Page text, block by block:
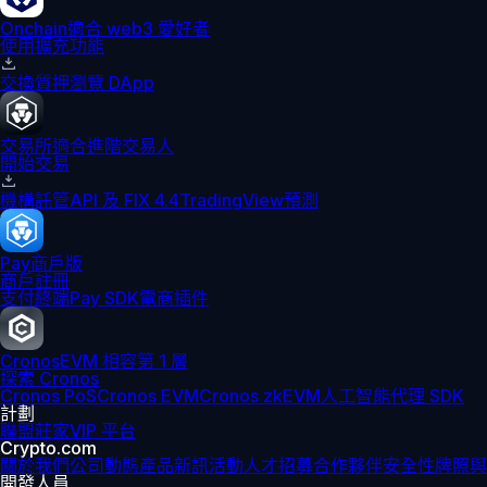
Onchain適合 web3 愛好者
使用擴充功能
交換質押瀏覽 DApp
交易所適合進階交易人
開始交易
機構託管API 及 FIX 4.4TradingView預測
Pay商戶版
商戶註冊
支付終端Pay SDK電商插件
CronosEVM 相容第 1 層
探索 Cronos
Cronos PoSCronos EVMCronos zkEVM人工智能代理 SDK
計劃
聯盟莊家VIP 平台
Crypto.com
關於我們公司動態產品新訊活動人才招募合作夥伴安全性牌照
開發人員